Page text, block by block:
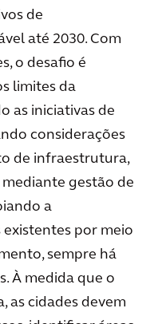
de
até 2030. Com
o desafio é
limites da
as iniciativas de
considerações
de infraestrutura,
gestão de
a
por meio
sempre há
À medida que o
as cidades devem